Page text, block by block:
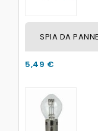
SPIA DA
5,49 €